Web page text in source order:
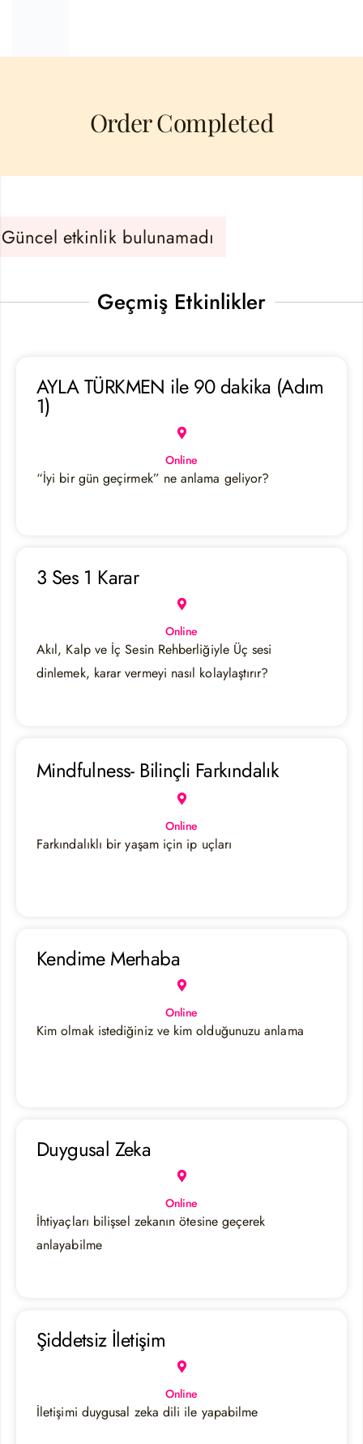
Order Completed
Güncel etkinlik bulunamadı
Geçmiş Etkinlikler
AYLA TÜRKMEN ile 90 dakika (Adım
1)
Online
“İyi bir gün geçirmek” ne anlama geliyor?
3 Ses 1 Karar
Online
Akıl, Kalp ve İç Sesin Rehberliğiyle Üç sesi
dinlemek, karar vermeyi nasıl kolaylaştırır?
Mindfulness- Bilinçli Farkındalık
Online
Farkındalıklı bir yaşam için ip uçları
Kendime Merhaba
Online
Kim olmak istediğiniz ve kim olduğunuzu anlama
Duygusal Zeka
Online
İhtiyaçları bilişsel zekanın ötesine geçerek
anlayabilme
Şiddetsiz İletişim
Online
İletişimi duygusal zeka dili ile yapabilme